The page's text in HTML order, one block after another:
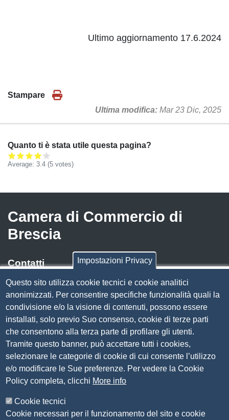
Ultimo aggiornamento 17.6.2024
Stampare
Ultima modifica Mar 23 Dic, 2025
Quanto ti è stata utile questa pagina?
Average: 3.4 (5 votes)
Camera di Commercio di
Brescia
Contatti
Via Luigi Einaudi, 23, 25121 Brescia BS
Tel. 030 37251
PECcamera.brescia@bs.legalmail.camcom.it
P.IVA 00859790172
C.F. 80013870177
Contatti
Amministrazione Trasparente
Organizzazione
Bandi di concorso
Impostazioni Privacy
Questo sito utilizza cookie tecnici e cookie analitici
anonimizzati. Per consentire specifiche funzionalità quali la
condivisione e/o la visione di contenuti, possono essere
installati, solo previo Suo consenso, cookie di terze parti
che consentono alla terza parte di profilare gli utenti.
Tramite questo banner, può accettare tutti i cookies,
selezionare le categorie di cookie di cui consente l’utilizzo
e/o modificare le Sue preferenze. Per vedere la Cookie
Policy completa, clicchi More info
Cookie tecnici
Cookie necessari per il funzionamento del sito e cookie